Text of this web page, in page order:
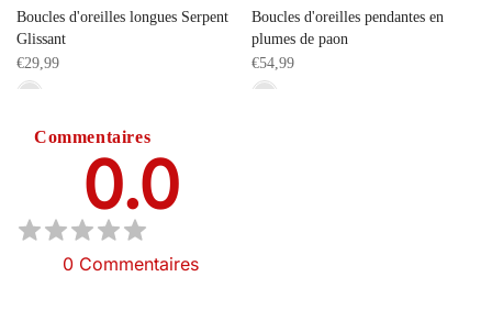
Boucles d'oreilles longues Serpent
Glissant
€29,99
Boucles d'oreilles pendantes en
plumes de paon
€54,99
Commentaires
0.0
0 Commentaires